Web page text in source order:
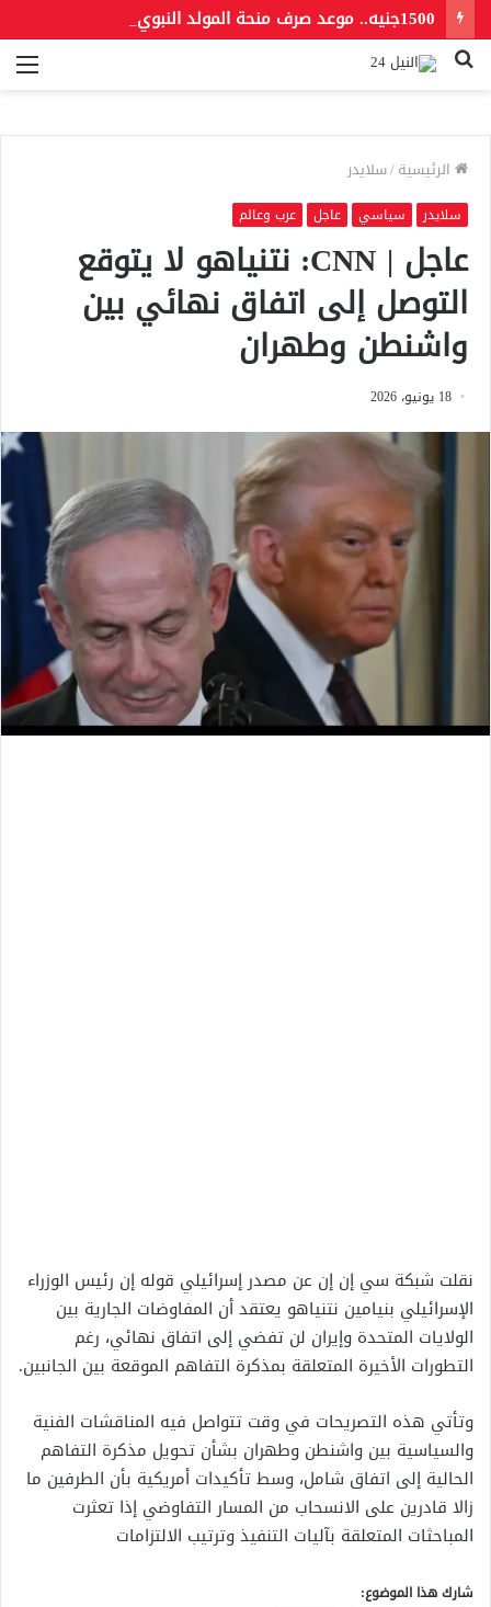
بحث
الرئيسية/سلايدر
سلايدر سياسي عاجل عرب وعالم
عاجل | CNN: نتنياهو لا يتوقع
التوصل إلى اتفاق نهائي بين
واشنطن وطهران
18 يونيو، 2026
نقلت شبكة سي إن إن عن مصدر إسرائيلي قوله إن رئيس الوزراء
الإسرائيلي بنيامين نتنياهو يعتقد أن المفاوضات الجارية بين
الولايات المتحدة وإيران لن تفضي إلى اتفاق نهائي، رغم
التطورات الأخيرة المتعلقة بمذكرة التفاهم الموقعة بين الجانبين.
وتأتي هذه التصريحات في وقت تتواصل فيه المناقشات الفنية
والسياسية بين واشنطن وطهران بشأن تحويل مذكرة التفاهم
الحالية إلى اتفاق شامل، وسط تأكيدات أمريكية بأن الطرفين ما
زالا قادرين على الانسحاب من المسار التفاوضي إذا تعثرت
المباحثات المتعلقة بآليات التنفيذ وترتيب الالتزامات
شارك هذا الموضوع: